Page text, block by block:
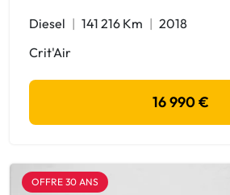
Diesel 141 216 Km
2018
Crit'Air
16 990 €
OFFRE 30 ANS